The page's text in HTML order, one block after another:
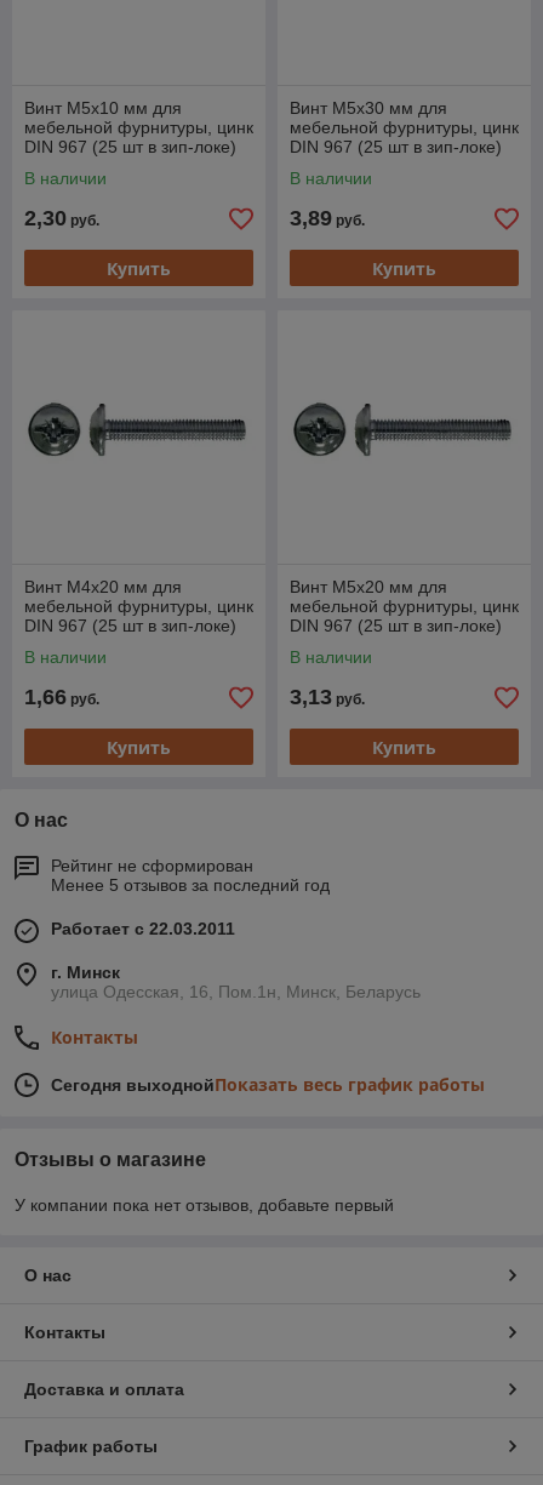
Винт М5х10 мм для
мебельной фурнитуры, цинк
DIN 967 (25 шт в зип-локе)
В наличии
2,30 руб.
Купить
Винт М5х30 мм для
мебельной фурнитуры, цинк
DIN 967 (25 шт в зип-локе)
В наличии
3,89 руб.
Купить
Винт М4х20 мм для
мебельной фурнитуры, цинк
DIN 967 (25 шт в зип-локе)
В наличии
1,66 руб.
Купить
Винт М5х20 мм для
мебельной фурнитуры, цинк
DIN 967 (25 шт в зип-локе)
В наличии
3,13 руб.
Купить
О нас
Рейтинг не сформирован
Менее 5 отзывов за последний год
Работает с 22.03.2011
г. Минск
улица Одесская, 16, Пом.1н, Минск, Беларусь
Контакты
Сегодня выходнойПоказать весь график работы
Отзывы о магазине
У компании пока нет отзывов, добавьте первый
О нас
Контакты
Доставка и оплата
График работы